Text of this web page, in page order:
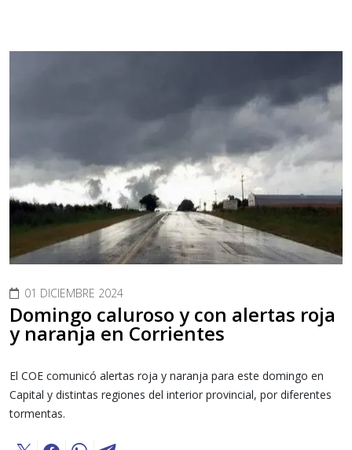
01 DICIEMBRE 2024
Domingo caluroso y con alertas roja
y naranja en Corrientes
El COE comunicó alertas roja y naranja para este domingo en
Capital y distintas regiones del interior provincial, por diferentes
tormentas.